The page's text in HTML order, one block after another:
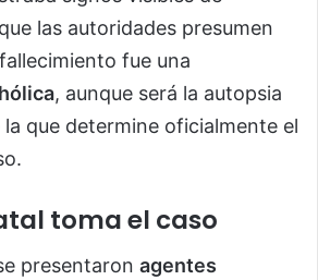
las autoridades presumen
fue una
, aunque será la autopsia
que determine oficialmente el
toma el caso
presentaron agentes